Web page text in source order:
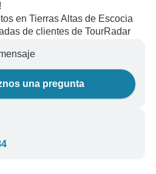
en Tierras Altas de Escocia
de clientes de TourRadar
una pregunta